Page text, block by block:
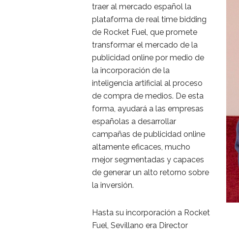
traer al mercado español la
plataforma de real time bidding
de Rocket Fuel, que promete
transformar el mercado de la
publicidad online por medio de
la incorporación de la
inteligencia artificial al proceso
de compra de medios. De esta
forma, ayudará a las empresas
españolas a desarrollar
campañas de publicidad online
altamente eficaces, mucho
mejor segmentadas y capaces
de generar un alto retorno sobre
la inversión.
Hasta su incorporación a Rocket
Fuel, Sevillano era Director